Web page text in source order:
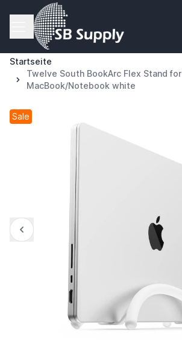
Zum Inhalt springen
Startseite
Twelve South BookArc Flex Stand for
MacBook/Notebook white
Sale